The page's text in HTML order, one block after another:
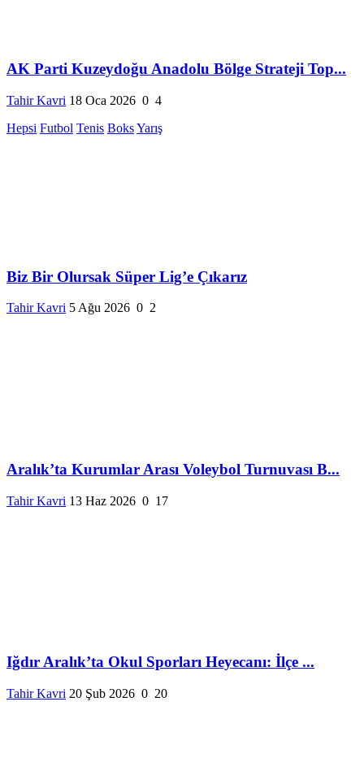
AK Parti Kuzeydoğu Anadolu Bölge Strateji Top...
Tahir Kavri 18 Oca 2026 0 4
Hepsi Futbol Tenis BoksYarış
Biz Bir Olursak Süper Lig’e Çıkarız
Tahir Kavri 5 Ağu 2026 0 2
Aralık’ta Kurumlar Arası Voleybol Turnuvası B...
Tahir Kavri 13 Haz 2026 0 17
Iğdır Aralık’ta Okul Sporları Heyecanı: İlçe ...
Tahir Kavri 20 Şub 2026 0 20